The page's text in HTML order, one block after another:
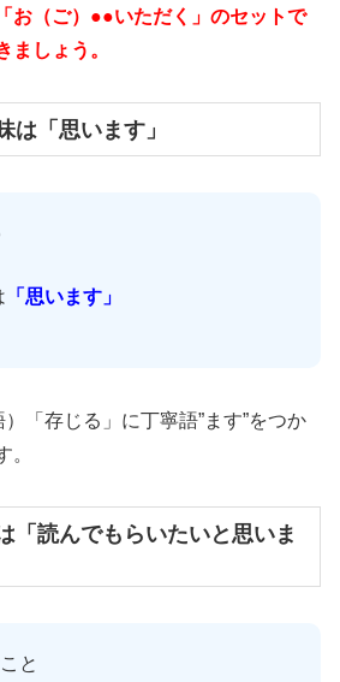
お（ご）●●いただく」のセットで
ましょう。
は「思います」
「思います」
）「存じる」に丁寧語”ます”をつか
。
「読んでもらいたいと思いま
と